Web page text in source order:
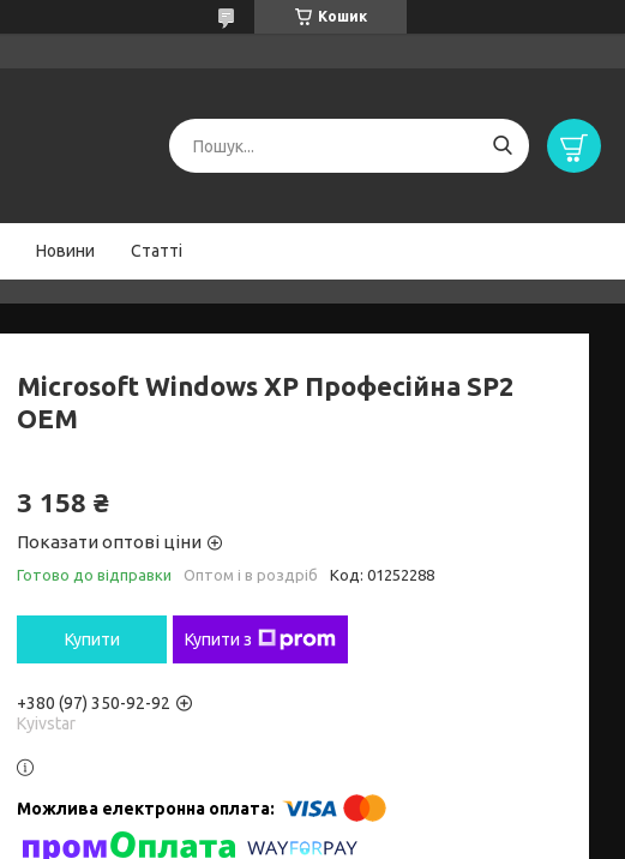
Кошик
Новини Статті
Microsoft Windows XP Професійна SP2
OEM
3 158 ₴
Показати оптові ціни
Готово до відправки Оптом і в роздріб Код: 01252288
Купити Купити з
+380 (97) 350-92-92
Kyivstar